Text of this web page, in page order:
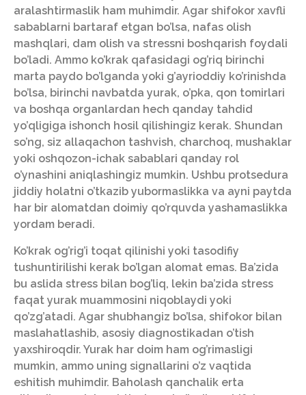
aralashtirmaslik ham muhimdir. Agar shifokor xavfli
sabablarni bartaraf etgan bo’lsa, nafas olish
mashqlari, dam olish va stressni boshqarish foydali
bo’ladi. Ammo ko’krak qafasidagi og’riq birinchi
marta paydo bo’lganda yoki g’ayrioddiy ko’rinishda
bo’lsa, birinchi navbatda yurak, o’pka, qon tomirlari
va boshqa organlardan hech qanday tahdid
yo’qligiga ishonch hosil qilishingiz kerak. Shundan
so’ng, siz allaqachon tashvish, charchoq, mushaklar
yoki oshqozon-ichak sabablari qanday rol
o’ynashini aniqlashingiz mumkin. Ushbu protsedura
jiddiy holatni o’tkazib yubormaslikka va ayni paytda
har bir alomatdan doimiy qo’rquvda yashamaslikka
yordam beradi.
Ko’krak og’rig’i toqat qilinishi yoki tasodifiy
tushuntirilishi kerak bo’lgan alomat emas. Ba’zida
bu aslida stress bilan bog’liq, lekin ba’zida stress
faqat yurak muammosini niqoblaydi yoki
qo’zg’atadi. Agar shubhangiz bo’lsa, shifokor bilan
maslahatlashib, asosiy diagnostikadan o’tish
yaxshiroqdir. Yurak har doim ham og’rimasligi
mumkin, ammo uning signallarini o’z vaqtida
eshitish muhimdir. Baholash qanchalik erta